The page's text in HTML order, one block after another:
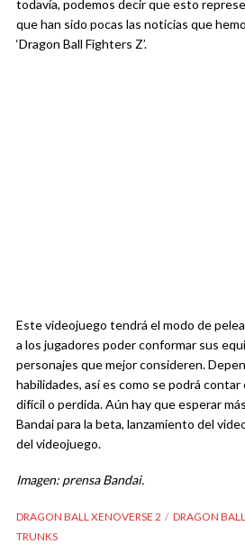
todavía, podemos decir que esto
que han sido pocas las noticias que
‘Dragon Ball Fighters Z’.
Este videojuego tendrá el modo de
a los jugadores poder conformar sus
personajes que mejor consideren.
habilidades, así es como se podrá
difícil o perdida. Aún hay que esperar
Bandai para la beta, lanzamiento del
del videojuego.
Imagen: prensa Bandai.
DRAGON BALL XENOVERSE 2 DRAGON
TRUNKS